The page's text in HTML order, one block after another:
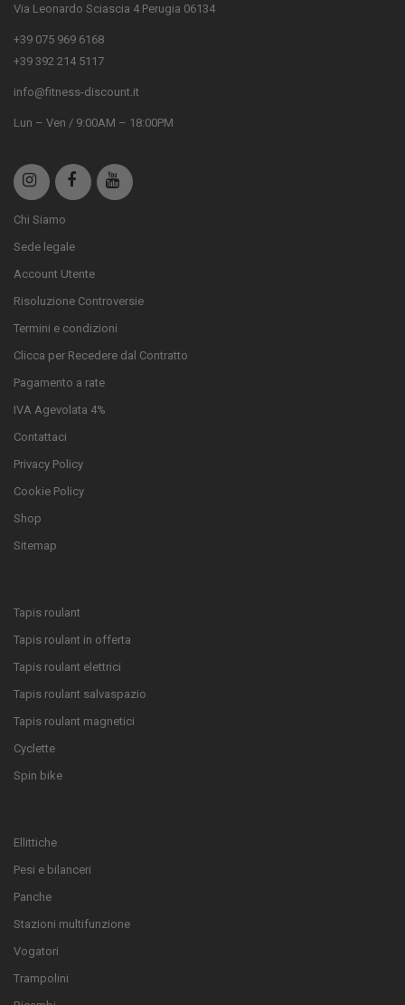
Via Leonardo Sciascia 4 Perugia 06134
+39 075 969 6168
+39 392 214 5117
info@fitness-discount.it
Lun – Ven / 9:00AM – 18:00PM
Chi Siamo
Sede legale
Account Utente
Risoluzione Controversie
Termini e condizioni
Clicca per Recedere dal Contratto
Pagamento a rate
IVA Agevolata 4%
Contattaci
Privacy Policy
Cookie Policy
Shop
Sitemap
Tapis roulant
Tapis roulant in offerta
Tapis roulant elettrici
Tapis roulant salvaspazio
Tapis roulant magnetici
Cyclette
Spin bike
Ellittiche
Pesi e bilanceri
Panche
Stazioni multifunzione
Vogatori
Trampolini